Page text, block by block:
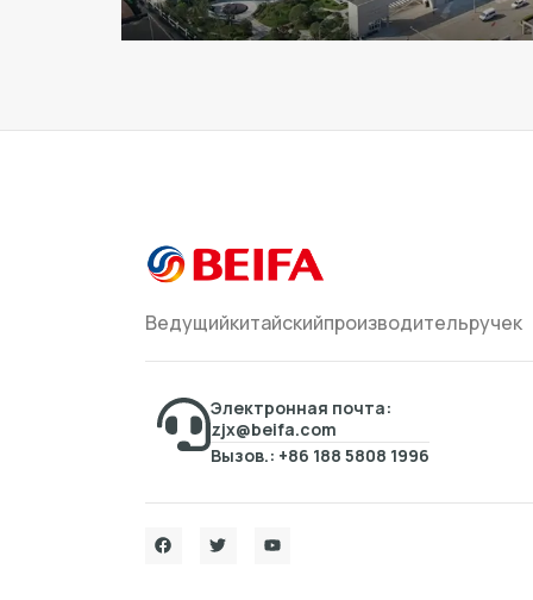
Ведущийкитайскийпроизводительручек
Электронная почта:
zjx@beifa.com
Вызов.: +86 188 5808 1996